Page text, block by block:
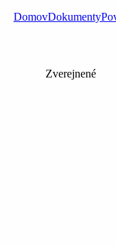
DomovDokumenty
Zverejnené